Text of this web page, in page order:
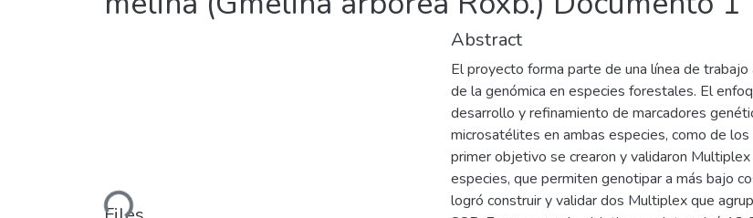
Loading...
Abstract
El proyecto forma parte de una línea de
de la genómica en especies forestales. El
desarrollo y refinamiento de marcadores
microsatélites en ambas especies, como de
primer objetivo se crearon y validaron
especies, que permiten genotipar a más bajo
logró construir y validar dos Multiplex que